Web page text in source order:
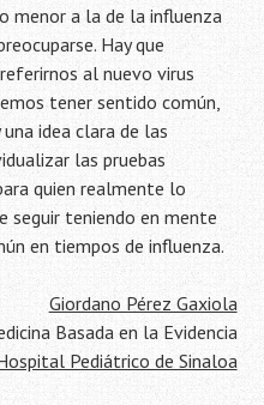
menor a la de la influenza
Hay que
al nuevo virus
tener sentido común,
idea clara de las
las pruebas
quien realmente lo
seguir teniendo en mente
en tiempos de influenza.
Giordano Pérez Gaxiola
Basada en la Evidencia
Pediátrico de Sinaloa